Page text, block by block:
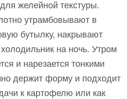
желейной текстуры.
утрамбовывают в
бутылку, накрывают
на ночь. Утром
и нарезается тонкими
держит форму и подходит
к картофелю или как